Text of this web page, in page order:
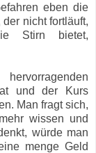
eben die
nicht fortläuft,
Stirn bietet,
und der Kurs
Man fragt sich,
wissen und
würde man
menge Geld